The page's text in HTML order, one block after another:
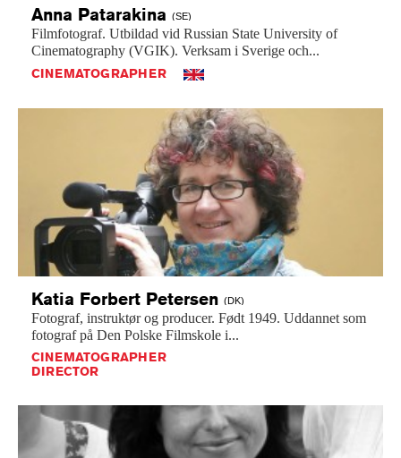
Anna Patarakina (SE)
Filmfotograf. Utbildad vid Russian State University of
Cinematography (VGIK). Verksam i Sverige och...
CINEMATOGRAPHER
Katia Forbert Petersen (DK)
Fotograf, instruktør og producer. Født 1949. Uddannet som
fotograf på Den Polske Filmskole i...
CINEMATOGRAPHER
DIRECTOR